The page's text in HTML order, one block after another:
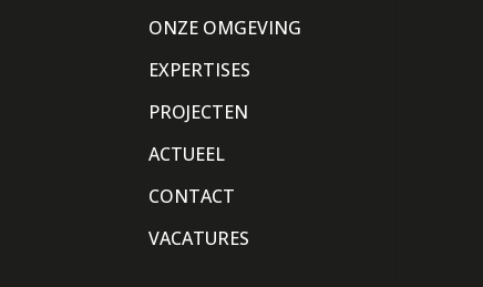
ONZE OMGEVING
EXPERTISES
PROJECTEN
ACTUEEL
CONTACT
VACATURES